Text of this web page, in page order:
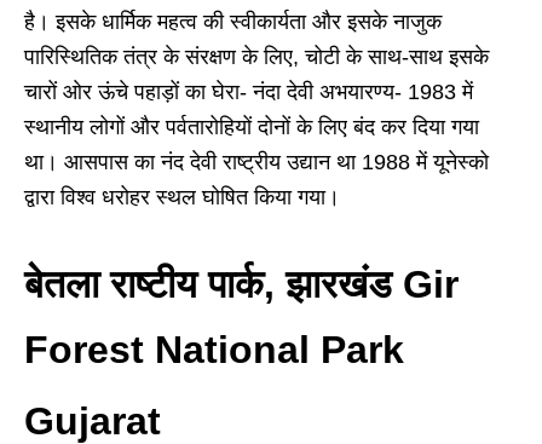
है। इसके धार्मिक महत्व की स्वीकार्यता और इसके नाजुक
पारिस्थितिक तंत्र के संरक्षण के लिए, चोटी के साथ-साथ इसके
चारों ओर ऊंचे पहाड़ों का घेरा- नंदा देवी अभयारण्य- 1983 में
स्थानीय लोगों और पर्वतारोहियों दोनों के लिए बंद कर दिया गया
था। आसपास का नंद देवी राष्ट्रीय उद्यान था 1988 में यूनेस्को
द्वारा विश्व धरोहर स्थल घोषित किया गया।
बेतला राष्टीय पार्क, झारखंड Gir
Forest National Park
Gujarat